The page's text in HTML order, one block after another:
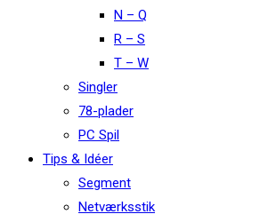
N – Q
R – S
T – W
Singler
78-plader
PC Spil
Tips & Idéer
Segment
Netværksstik